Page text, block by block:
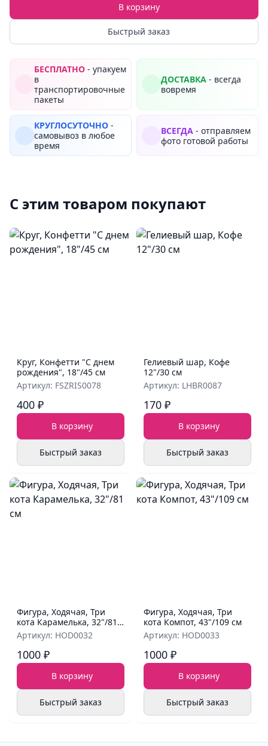
В корзину
Быстрый заказ
БЕСПЛАТНО - упакуем
в
транспортировочные
пакеты
ДОСТАВКА - всегда
вовремя
КРУГЛОСУТОЧНО -
самовывоз в любое
время
ВСЕГДА - отправляем
фото готовой работы
С этим товаром покупают
Круг, Конфетти "С днем
рождения", 18"/45 см
Артикул: FSZRIS0078
400 ₽
В корзину
Быстрый заказ
Гелиевый шар, Кофе
12"/30 см
Артикул: LHBR0087
170 ₽
В корзину
Быстрый заказ
Фигура, Ходячая, Три
кота Карамелька, 32"/81
см
Артикул: HOD0032
1000 ₽
В корзину
Быстрый заказ
Фигура, Ходячая, Три
кота Компот, 43"/109 см
Артикул: HOD0033
1000 ₽
В корзину
Быстрый заказ